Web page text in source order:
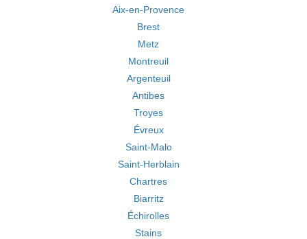
Aix-en-Provence
Brest
Metz
Montreuil
Argenteuil
Antibes
Troyes
Évreux
Saint-Malo
Saint-Herblain
Chartres
Biarritz
Échirolles
Stains